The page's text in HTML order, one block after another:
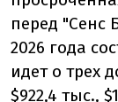
перед "Сенс
2026 года
идет о трех
$922,4 тыс.,